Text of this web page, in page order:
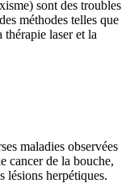
sont des troubles
méthodes telles que
thérapie laser et la
maladies observées
cancer de la bouche,
lésions herpétiques.